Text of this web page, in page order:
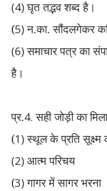
(4)घृत तद्भव शब्द है।
(5)न.का. सौंदलगेकर
(6)समाचार पत्र का
है।
प्र.4.सही जोड़ी का
(1)स्थूल के प्रति सूक्ष्म
(2) आत्म परिचय
(3)गागर में सागर भरना